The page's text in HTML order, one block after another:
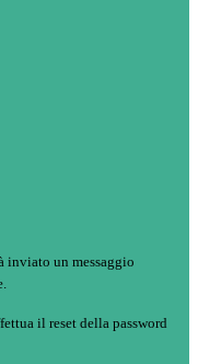
inviato un messaggio
il reset della password